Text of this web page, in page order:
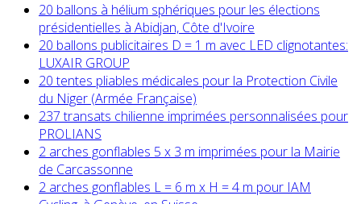
20 ballons à hélium sphériques pour les élections
présidentielles à Abidjan, Côte d'Ivoire
20 ballons publicitaires D = 1 m avec LED clignotantes:
LUXAIR GROUP
20 tentes pliables médicales pour la Protection Civile
du Niger (Armée Française)
237 transats chilienne imprimées personnalisées pour
PROLIANS
2 arches gonflables 5 x 3 m imprimées pour la Mairie
de Carcassonne
2 arches gonflables L = 6 m x H = 4 m pour IAM